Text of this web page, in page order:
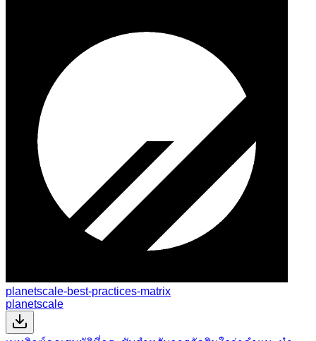
planetscale-best-practices-matrix
planetscale